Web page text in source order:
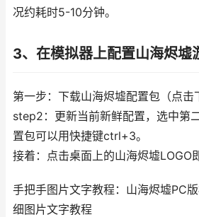
况约耗时5-10分钟。
3、在模拟器上配置山海烬墟
第一步：下载山海烬墟配置包（点击
step2：更新当前新鲜配置，选中第
置包可以用快捷键ctrl+3。
接着：点击桌面上的山海烬墟LOGO
手把手图片文字教程：山海烬墟PC
细图片文字教程